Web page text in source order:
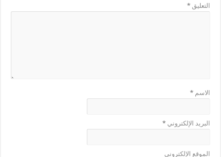
التعليق*
الاسم*
البريد الإلكتروني*
الموقع الإلكتروني